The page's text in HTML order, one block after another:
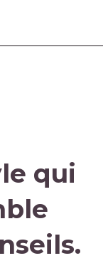
qui